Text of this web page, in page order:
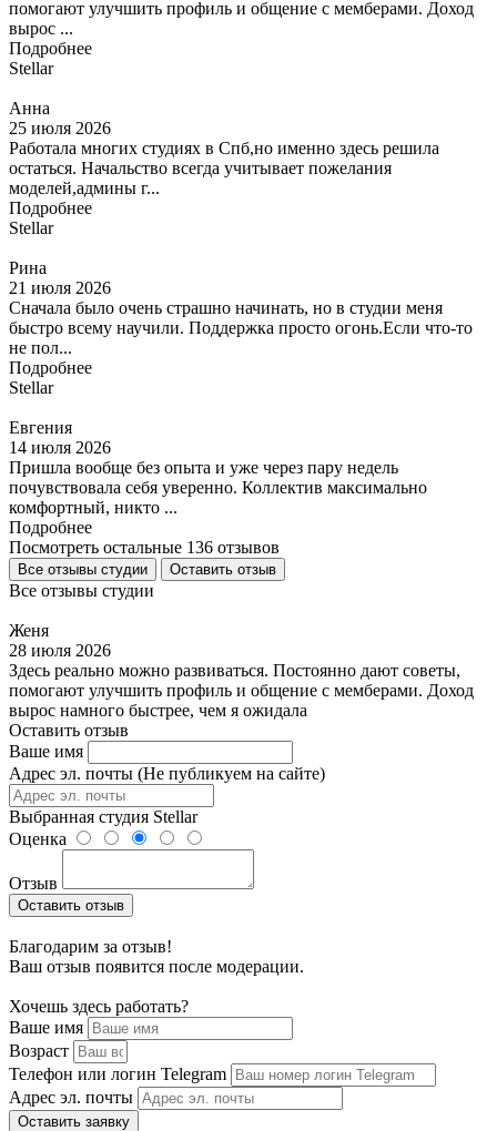
помогают улучшить профиль и общение с мемберами. Доход
вырос ...
Подробнее
Stellar
Анна
25 июля 2026
Работала многих студиях в Спб,но именно здесь решила
остаться. Начальство всегда учитывает пожелания
моделей,админы г...
Подробнее
Stellar
Рина
21 июля 2026
Сначала было очень страшно начинать, но в студии меня
быстро всему научили. Поддержка просто огонь.Если что-то
не пол...
Подробнее
Stellar
Евгения
14 июля 2026
Пришла вообще без опыта и уже через пару недель
почувствовала себя уверенно. Коллектив максимально
комфортный, никто ...
Подробнее
Посмотреть остальные 136 отзывов
Все отзывы студии Оставить отзыв
Все отзывы студии
Женя
28 июля 2026
Здесь реально можно развиваться. Постоянно дают советы,
помогают улучшить профиль и общение с мемберами. Доход
вырос намного быстрее, чем я ожидала
Оставить отзыв
Ваше имя
Адрес эл. почты (Не публикуем на сайте)
Выбранная студия Stellar
Оценка
Отзыв
Оставить отзыв
Благодарим за отзыв!
Ваш отзыв появится после модерации.
Хочешь здесь работать?
Ваше имя
Возраст
Телефон или логин Telegram
Адрес эл. почты
Оставить заявку